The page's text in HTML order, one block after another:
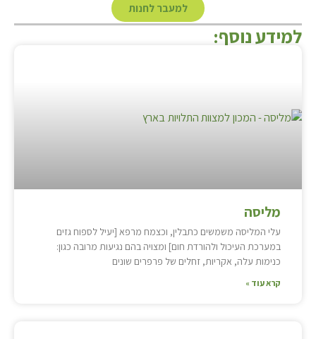
למעבר לחנות
למידע נוסף:
מליסה
עלי המליסה משמשים כתבלין, וכצמח מרפא [יעיל לספוח גזים
במערכת העיכול ולהורדת חום] ומצויה בהם נגיעות מרובה כגון:
כנימות עלה, אקריות, זחלים של פרפרים שונים
קרא עוד »